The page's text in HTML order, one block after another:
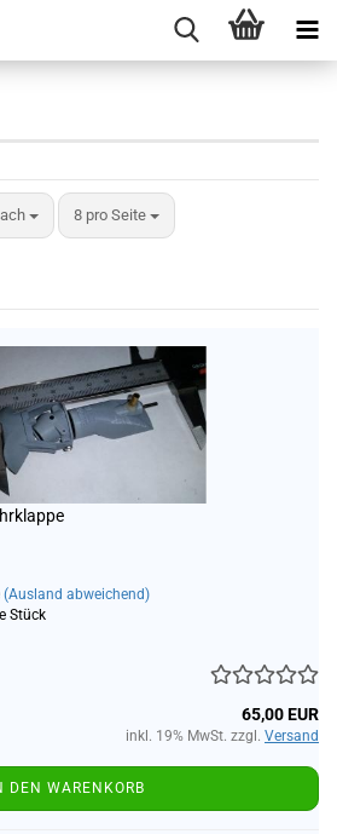
8 pro Seite
pro Seite
(Ausland abweichend)
Stück
65,00 EUR
inkl. 19% MwSt. zzgl. Versand
DEN WARENKORB